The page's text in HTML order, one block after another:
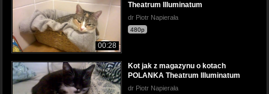
00:28
Theatrum Illuminatum
dr Piotr Napierała
480p
Kot jak z magazynu o kotach
POLANKA Theatrum Illuminatum
dr Piotr Napierała